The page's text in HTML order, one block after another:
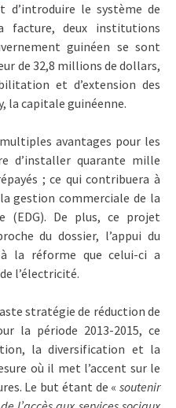
le système de
facture, deux institutions
guinéen se sont
de 32,8 millions de dollars,
et d’extension des
la capitale guinéenne.
avantages pour les
d’installer quarante mille
; ce qui contribuera à
gestion commerciale de la
(EDG). De plus, ce projet
du dossier, l’appui du
la réforme que celui-ci a
l’électricité.
stratégie de réduction de
la période 2013-2015, ce
la diversification et la
où il met l’accent sur le
Le but étant de « soutenir